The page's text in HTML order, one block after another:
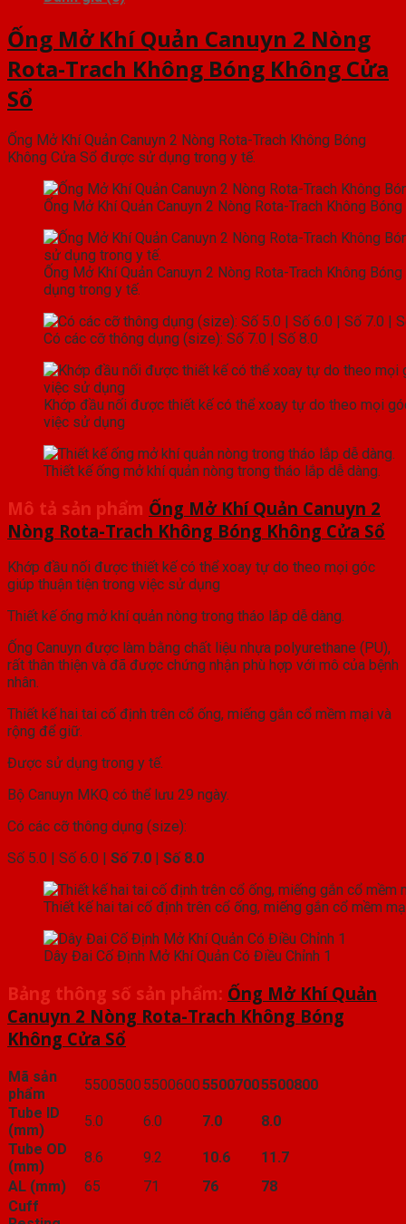
lượng
Ống Mở Khí Quản Canuyn 2 Nòng
Rota-Trach Không Bóng Không Cửa
Sổ
Ống Mở Khí Quản Canuyn 2 Nòng Rota-Trach Không Bóng
Không Cửa Sổ được sử dụng trong y tế.
Ống Mở Khí Quản Canuyn 2 Nòng Rota-Trach Không
Ống Mở Khí Quản Canuyn 2 Nòng Rota-Trach Không
dụng trong y tế.
Có các cỡ thông dụng (size): Số 7.0 | Số 8.0
Khớp đầu nối được thiết kế có thể xoay tự do theo mọi
việc sử dụng
Thiết kế ống mở khí quản nòng trong tháo lắp dễ dàng.
Mô tả sản phẩm Ống Mở Khí Quản Canuyn 2
Nòng Rota-Trach Không Bóng Không Cửa Sổ
Khớp đầu nối được thiết kế có thể xoay tự do theo mọi góc
giúp thuận tiện trong việc sử dụng
Thiết kế ống mở khí quản nòng trong tháo lắp dễ dàng.
Ống Canuyn được làm bằng chất liệu nhựa polyurethane (PU),
rất thân thiện và đã được chứng nhận phù hợp với mô của bệnh
nhân.
Thiết kế hai tai cố định trên cổ ống, miếng gắn cổ mềm mại và
rộng để giữ.
Được sử dụng trong y tế.
Bộ Canuyn MKQ có thể lưu 29 ngày.
Có các cỡ thông dụng (size):
Số 5.0 | Số 6.0 | Số 7.0 Số 8.0
Thiết kế hai tai cố định trên cổ ống, miếng gắn cổ mềm
Dây Đai Cố Định Mở Khí Quản Có Điều Chỉnh 1
Bảng thông số sản phẩm: Ống Mở Khí Quản
Canuyn 2 Nòng Rota-Trach Không Bóng
Không Cửa Sổ
Mã sản
phẩm
5500500 550060055007005500800
Tube ID
(mm)
5.0 6.0 7.0
8.0
Tube OD
(mm)
8.6 9.2 10.6
11.7
AL (mm)
65 71 76
78
Cuff